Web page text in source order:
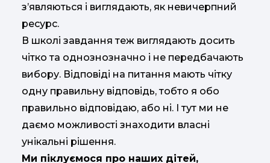
з’являються і виглядають, як невичерпний
ресурс.
В школі завдання теж виглядають досить
чітко та однознозначно і не передбачають
вибору. Відповіді на питання мають чітку
одну правильну відповідь, тобто я обо
правильно відповідаю, або ні. І тут ми не
даємо можливості знаходити власні
унікальні рішення.
Ми піклуємося про наших дітей,